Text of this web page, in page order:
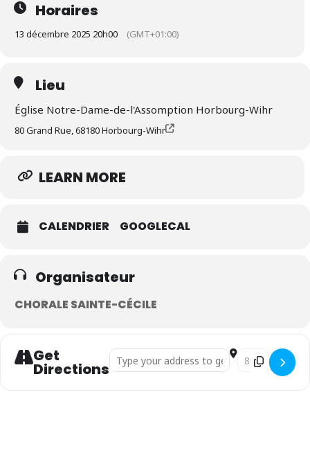
Horaires
13 décembre 2025 20h00 (GMT+01:00)
Lieu
Église Notre-Dame-de-l'Assomption Horbourg-Wihr
80 Grand Rue, 68180 Horbourg-Wihr
LEARN MORE
CALENDRIER GOOGLECAL
Organisateur
CHORALE SAINTE-CÉCILE
Get
Directions
Address - Horbourg-Wihr. Concert de Noël
Destination